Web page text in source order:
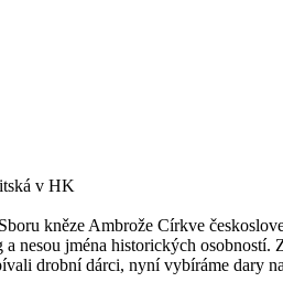
v HK
kněze Ambrože Církve
jména historických
drobní dárci, nyní vybíráme